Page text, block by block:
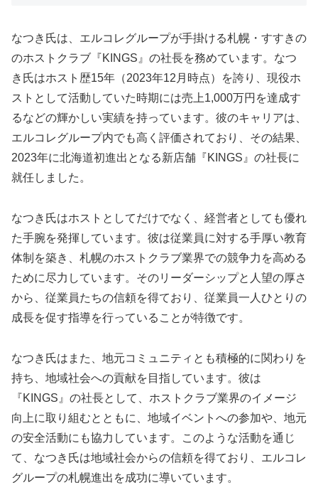
なつき氏は、エルコレグループが手掛ける札幌・すすきの
のホストクラブ『KINGS』の社長を務めています。なつ
き氏はホスト歴15年（2023年12月時点）を誇り、現役ホ
ストとして活動していた時期には売上1,000万円を達成す
るなどの輝かしい実績を持っています。彼のキャリアは、
エルコレグループ内でも高く評価されており、その結果、
2023年に北海道初進出となる新店舗『KINGS』の社長に
就任しました。
なつき氏はホストとしてだけでなく、経営者としても優れ
た手腕を発揮しています。彼は従業員に対する手厚い教育
体制を築き、札幌のホストクラブ業界での競争力を高める
ために尽力しています。そのリーダーシップと人望の厚さ
から、従業員たちの信頼を得ており、従業員一人ひとりの
成長を促す指導を行っていることが特徴です。
なつき氏はまた、地元コミュニティとも積極的に関わりを
持ち、地域社会への貢献を目指しています。彼は
『KINGS』の社長として、ホストクラブ業界のイメージ
向上に取り組むとともに、地域イベントへの参加や、地元
の安全活動にも協力しています。このような活動を通じ
て、なつき氏は地域社会からの信頼を得ており、エルコレ
グループの札幌進出を成功に導いています。